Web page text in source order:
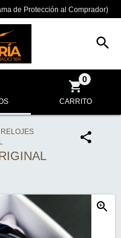
de Protección al Comprador)
CARRITO
0
RELOJES